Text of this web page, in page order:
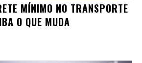
MÍNIMO NO TRANSPORTE
O QUE MUDA